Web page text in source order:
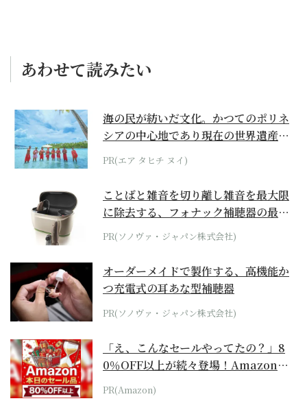
あわせて読みたい
海の民が紡いだ文化。かつてのポリネ
シアの中心地であり現在の世界遺産か
らみえてくる...
PR(エア タヒチ ヌイ)
ことばと雑音を切り離し雑音を最大限
に除去する、フォナック補聴器の最上
位モデル
PR(ソノヴァ・ジャパン株式会社)
オーダーメイドで製作する、高機能か
つ充電式の耳あな型補聴器
PR(ソノヴァ・ジャパン株式会社)
「え、こんなセールやってたの？」8
0％OFF以上が続々登場！Amazonの
本気が...
PR(Amazon)